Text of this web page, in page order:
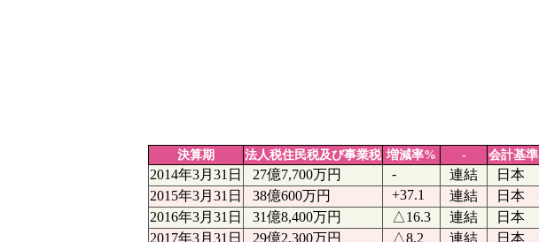
決算期 法人税住民税及び事業税 増減率% - 会計基準
2014年3月31日 27億7,700万円 - 連結
日本
2015年3月31日
38億600万円 +37.1 連結
日本
2016年3月31日
31億8,400万円 △16.3 連結
日本
2017年3月31日
29億2,300万円 △8.2 連結
日本